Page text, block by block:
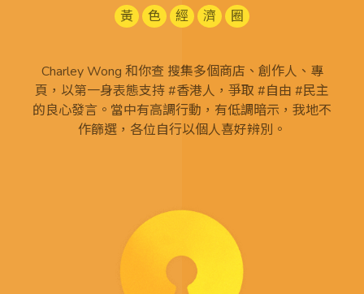
黃 色 經 濟 圈
Charley Wong 和你查 搜集多個商店、創作人、專
頁，以第一身表態支持 #香港人，爭取 #自由 #民主
的良心發言。當中有高調行動，有低調暗示，我地不
作篩選，各位自行以個人喜好辨別。